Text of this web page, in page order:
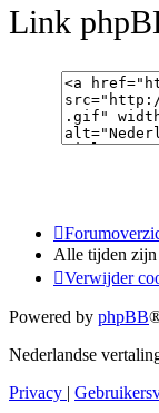
Link
Alle tijden zijn
Verwijder
Powered by phpBB
Nederlandse
Privacy |